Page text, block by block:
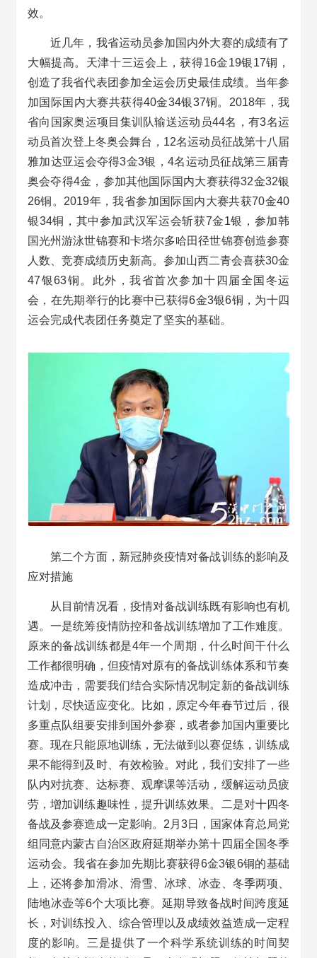
效。
近几年，我省运动员参加国内外大赛的成绩有了
大幅提高。天津十三运会上，获得16金19银17铜，
创造了我省代表团参加全运会历史最佳成绩。当年参
加国际国内大赛共获得40金34银37铜。2018年，我
省向国家奥运项目集训队输送运动员44名，有3名运
动员首次登上冬奥会舞台，12名运动员征战第十八届
雅加达亚运会夺得3金3银，4名运动员征战第三届青
奥会夺得4金，参加其他国际国内大赛获得32金32银
26铜。2019年，我省参加国际国内大赛共获70金40
银34铜，其中参加武汉军运会斩获7金1银，参加韩
国光州游泳世锦赛和卡塔尔多哈田径世锦赛创造参赛
人数、竞赛成绩历史新高。参加山西二青会喜获30金
47银63铜。此外，我省首次参加十四届全国冬运
会，在先期举行的比赛中已获得6金3银6铜，为十四
运会完成代表团任务奠定了坚实的基础。
第二个方面，新冠肺炎疫情对备战训练的影响及
应对措施
从目前情况看，疫情对备战训练既有影响也有机
遇。一是统筹疫情防控和备战训练增加了工作难度。
原来的备战训练都是4年一个周期，什么时间干什么
工作都很明确，但疫情对原有的备战训练体系和节奏
造成冲击，需要我们结合实际情况制定新的备战训练
计划，尽快适应变化。比如，原定今年春节过后，很
多重点队组要安排到国外参赛，或者参加国内重要比
赛。现在只能原地训练，无法做到以赛促练，训练成
果不能得到及时、有效检验。对此，我们安排了一些
队内对抗赛、达标赛、观摩课等活动，缓解运动员疲
劳，增加训练趣味性，提升训练效果。二是对十四冬
备战及参赛造成一定影响。2月3日，国家体育总局党
组同意内蒙古自治区政府延期举办第十四届全国冬季
运动会。我省在参加先期比赛获得6金3银6铜的基础
上，还将参加滑冰、滑雪、冰球、冰壶、冬季两项、
陆地冰壶等6个大项比赛。延期导致备战时间跨度延
长，对训练投入、综合管理以及成绩效益造成一定程
度的影响。三是提供了一个科学系统训练的时间契